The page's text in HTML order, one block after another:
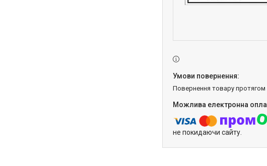
повернення товару протягом
не покидаючи сайту.